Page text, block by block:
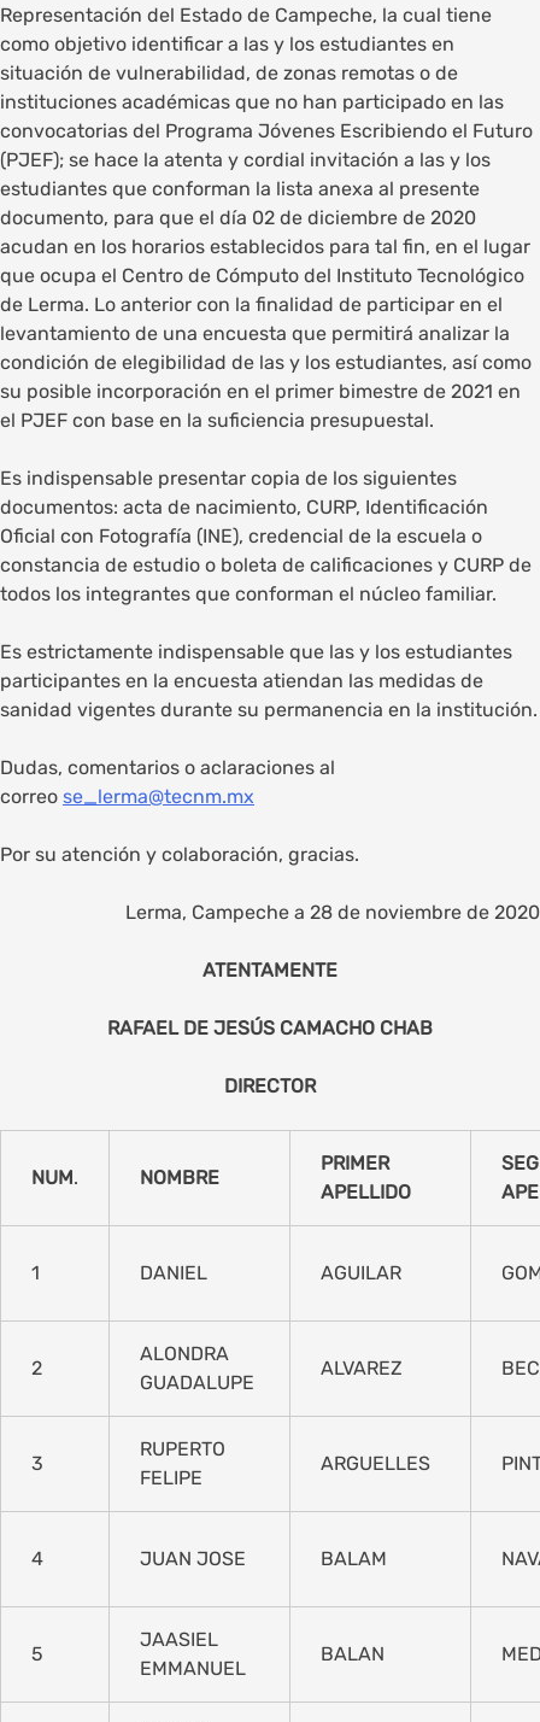
Representación del Estado de Campeche, la cual tiene
como objetivo identificar a las y los estudiantes en
situación de vulnerabilidad, de zonas remotas o de
instituciones académicas que no han participado en las
convocatorias del Programa Jóvenes Escribiendo el Futuro
(PJEF); se hace la atenta y cordial invitación a las y los
estudiantes que conforman la lista anexa al presente
documento, para que el día 02 de diciembre de 2020
acudan en los horarios establecidos para tal fin, en el lugar
que ocupa el Centro de Cómputo del Instituto Tecnológico
de Lerma. Lo anterior con la finalidad de participar en el
levantamiento de una encuesta que permitirá analizar la
condición de elegibilidad de las y los estudiantes, así como
su posible incorporación en el primer bimestre de 2021 en
el PJEF con base en la suficiencia presupuestal.
Es indispensable presentar copia de los siguientes
documentos: acta de nacimiento, CURP, Identificación
Oficial con Fotografía (INE), credencial de la escuela o
constancia de estudio o boleta de calificaciones y CURP de
todos los integrantes que conforman el núcleo familiar.
Es estrictamente indispensable que las y los estudiantes
participantes en la encuesta atiendan las medidas de
sanidad vigentes durante su permanencia en la institución.
Dudas, comentarios o aclaraciones al
correo se_lerma@tecnm.mx
Por su atención y colaboración, gracias.
Lerma, Campeche a 28 de noviembre de 2020
ATENTAMENTE
RAFAEL DE JESÚS CAMACHO CHAB
DIRECTOR
NUM. NOMBRE
PRIMER
APELLIDO
1 DANIEL AGUILAR
2
ALONDRA
GUADALUPE
ALVAREZ
3
RUPERTO
FELIPE
ARGUELLES
4 JUAN JOSE BALAM
5
JAASIEL
EMMANUEL
BALAN